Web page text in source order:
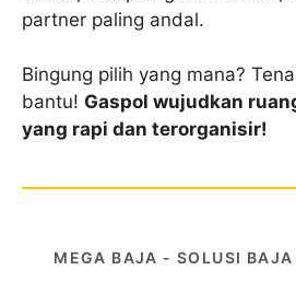
partner paling andal.
Bingung pilih yang mana?
bantu! Gaspol wujudkan
yang rapi dan terorganisir!
MEGA BAJA - SOLUSI BAJA